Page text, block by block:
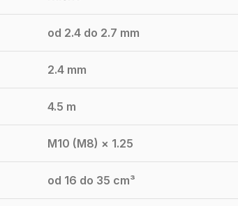
od 2.4 do 2.7 mm
2.4 mm
4.5 m
M10 (M8) × 1.25
od 16 do 35 cm³